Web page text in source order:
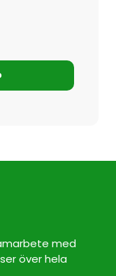
med
över hela